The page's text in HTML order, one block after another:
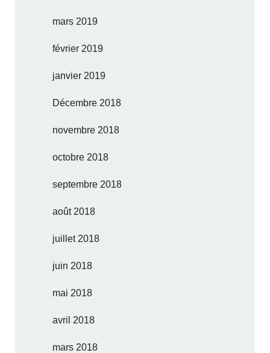
mars 2019
février 2019
janvier 2019
Décembre 2018
novembre 2018
octobre 2018
septembre 2018
août 2018
juillet 2018
juin 2018
mai 2018
avril 2018
mars 2018